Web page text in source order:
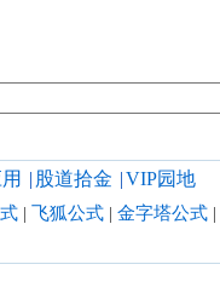
| 股道拾金 |VIP园地
| 飞狐公式 | 金字塔公式 |